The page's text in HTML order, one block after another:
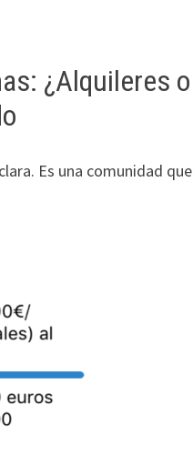
¿Alquileres o
Es una comunidad que